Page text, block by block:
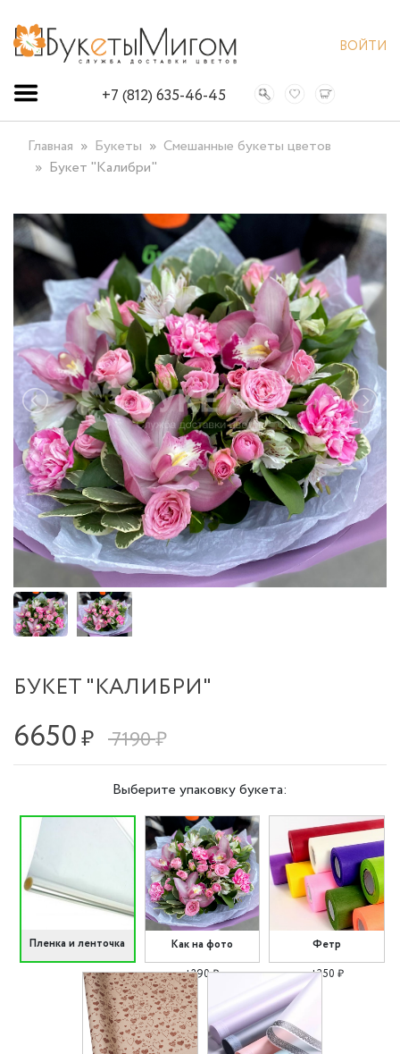
ВОЙТИ
+7 (812) 635-46-45
Главная Букеты
Смешанные букеты цветов
Букет "Калибри"
БУКЕТ "КАЛИБРИ"
6650₽ 7190 ₽
Выберите упаковку букета:
Пленка и ленточка
Как на фото
+290 ₽
Фетр
+350 ₽